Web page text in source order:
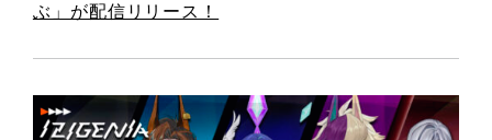
ぶ」が配信リリース！